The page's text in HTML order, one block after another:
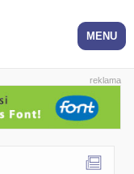
reklama